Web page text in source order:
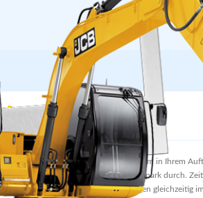
Transporte
Über das ganze Jahr führen wir – vor allem in Ihrem
mit leistungsfähigem Fuhrpark durch.
bis zu fünf leistungsfähige Lastwagen gleichzeitig im